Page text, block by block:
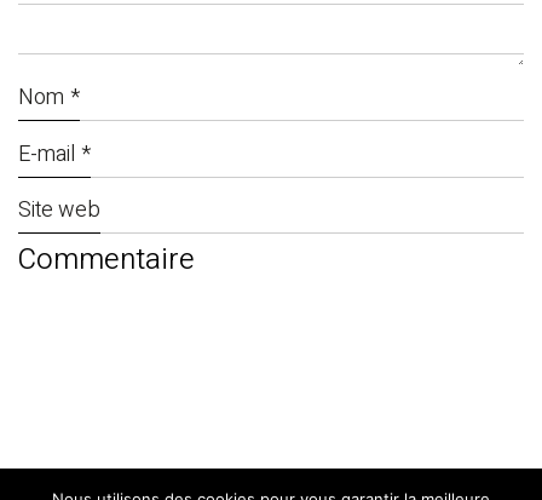
Nom *
E-mail *
Site web